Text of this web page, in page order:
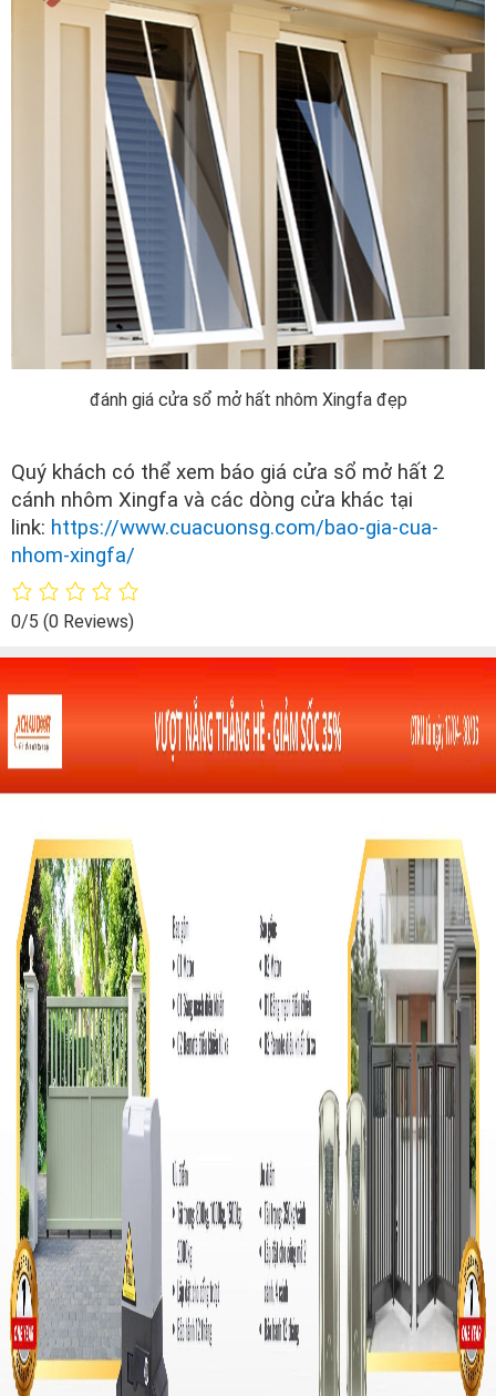
đánh giá cửa sổ mở hất nhôm Xingfa đẹp
Quý khách có thể xem báo giá cửa sổ mở hất 2
cánh nhôm Xingfa và các dòng cửa khác tại
link: https://www.cuacuonsg.com/bao-gia-cua-
nhom-xingfa/
0/5 (0 Reviews)